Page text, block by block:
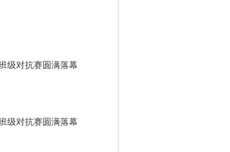
级对抗赛圆满落幕
级对抗赛圆满落幕